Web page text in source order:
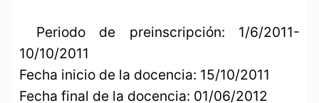
Periodo de preinscripción: 1/6/2011-
10/10/2011
Fecha inicio de la docencia: 15/10/2011
Fecha final de la docencia: 01/06/2012